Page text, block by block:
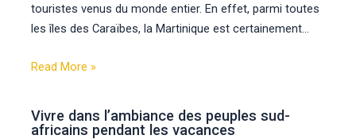
touristes venus du monde entier. En effet, parmi toutes
les îles des Caraïbes, la Martinique est certainement…
Read More »
Vivre dans l’ambiance des peuples sud-
africains pendant les vacances